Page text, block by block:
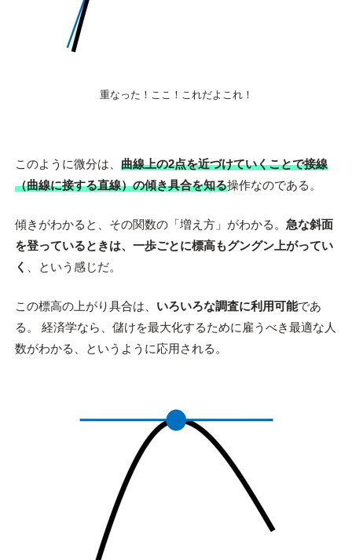
重なった！ここ！これだよこれ！
このように微分は、 曲線上の2点を近づけていくことで接線
（曲線に接する直線）の傾き具合を知る操作なのである。
傾きがわかると、その関数の「増え方」がわかる。 急な斜面
を登っているときは、一歩ごとに標高もグングン上がってい
く
、という感じだ。
この標高の上がり具合は、 いろいろな調査に利用可能であ
る。 経済学なら、儲けを最大化するために雇うべき最適な人
数がわかる、というように応用される。